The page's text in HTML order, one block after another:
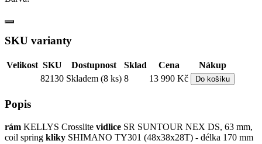
SKU varianty
Velikost SKU Dostupnost Sklad Cena
Nákup
82130 Skladem (8 ks) 8 13 990 Kč Do košíku
Popis
rám KELLYS Crosslite vidlice SR SUNTOUR NEX DS, 63 mm,
coil spring kliky SHIMANO TY301 (48x38x28T) - délka 170 mm